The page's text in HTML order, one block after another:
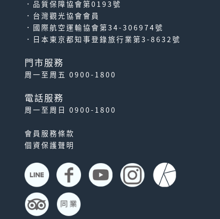
．品質保障協會第0193號
．台灣觀光協會會員
．國際航空運輸協會第34-306974號
．日本東京都知事登錄旅行業第3-8632號
門市服務
周一至周五 0900-1800
電話服務
周一至周日 0900-1800
會員服務條款
個資保護聲明